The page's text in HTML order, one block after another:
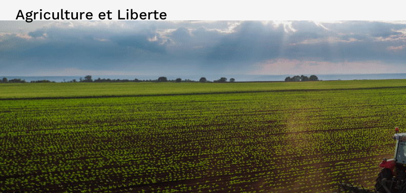
Agriculture et Liberte